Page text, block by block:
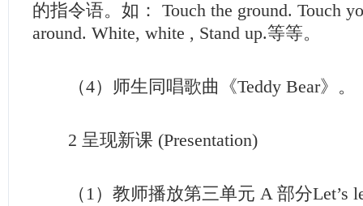
的指令语。如： Touch the ground. Touch
around. White, white , Stand up.等等。
（4）师生同唱歌曲《Teddy Bear》。
2 呈现新课 (Presentation)
（1）教师播放第三单元 A 部分Let’s